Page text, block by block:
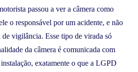
passou a ver a câmera como
o responsável por um acidente, e não
vigilância. Esse tipo de virada só
da câmera é comunicada com
exatamente o que a LGPD